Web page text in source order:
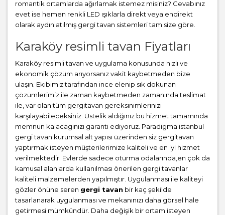
romantik ortamlarda ağırlamak istemez misiniz? Cevabınız
evet ise hemen renkli LED ışıklarla direkt veya endirekt
olarak aydınlatılmış gergi tavan sistemleri tam size göre.
Karaköy resimli tavan Fiyatları
Karaköy resimli tavan ve uygulama konusunda hızlı ve
ekonomik çözüm arıyorsanız vakit kaybetmeden bize
ulaşın. Ekibimiz tarafından ince elenip sık dokunan
çözümlerimiz ile zaman kaybetmeden zamanında teslimat
ile, var olan tüm gergitavan gereksinimlerinizi
karşılayabileceksiniz. Üstelik aldığınız bu hizmet tamamında
memnun kalacagınızı garanti ediyoruz. Paradigma istanbul
gergi tavan kurumsal alt yapısı üzerinden siz gergitavan
yaptırmak isteyen müşterilerimize kaliteli ve en iyi hizmet
verilmektedir. Evlerde sadece oturma odalarında,en çok da
kamusal alanlarda kullanılması önerilen gergi tavanlar
kaliteli malzemelerden yapılmıştır. Uygulanması ile kaliteyi
gözler önüne seren gergi tavan bir kaç şekilde
tasarlanarak uygulanması ve mekanınızı daha görsel hale
getirmesi mümkündür. Daha değişik bir ortam isteyen